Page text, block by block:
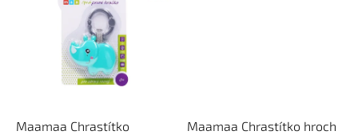
Maamaa Chrastítko
Maamaa Chrastítko hroch